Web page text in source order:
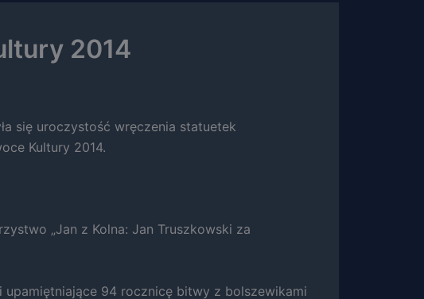
2014
się uroczystość wręczenia statuetek
Kultury 2014.
„Jan z Kolna: Jan Truszkowski za
upamiętniające 94 rocznicę bitwy z bolszewikami